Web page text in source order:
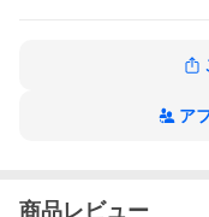
再生
中国
ア
商品レビュー